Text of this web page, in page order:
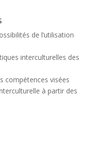
de l’utilisation
interculturelles des
compétences visées
à partir des